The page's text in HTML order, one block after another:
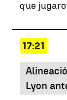
que
17:21
Lyon